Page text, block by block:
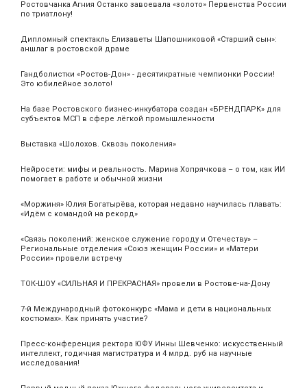
Ростовчанка Агния Останко завоевала «золото» Первенства России
по триатлону!
Дипломный спектакль Елизаветы Шапошниковой «Старший сын»:
аншлаг в ростовской драме
Гандболистки «Ростов-Дон» - десятикратные чемпионки России!
Это юбилейное золото!
На базе Ростовского бизнес-инкубатора создан «БРЕНДПАРК» для
субъектов МСП в сфере лёгкой промышленности
Выставка «Шолохов. Сквозь поколения»
Нейросети: мифы и реальность. Марина Хопрячкова – о том, как ИИ
помогает в работе и обычной жизни
«Моржиня» Юлия Богатырёва, которая недавно научилась плавать:
«Идём с командой на рекорд»
«Связь поколений: женское служение городу и Отечеству» –
Региональные отделения «Союз женщин России» и «Матери
России» провели встречу
ТОК-ШОУ «СИЛЬНАЯ И ПРЕКРАСНАЯ» провели в Ростове-на-Дону
7-й Международный фотоконкурс «Мама и дети в национальных
костюмах». Как принять участие?
Пресс-конференция ректора ЮФУ Инны Шевченко: искусственный
интеллект, годичная магистратура и 4 млрд. руб на научные
исследования!